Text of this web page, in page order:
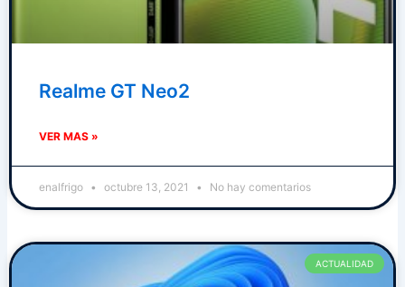
Realme GT Neo2
VER MAS »
enalfrigo octubre 13, 2021 No hay comentarios
ACTUALIDAD